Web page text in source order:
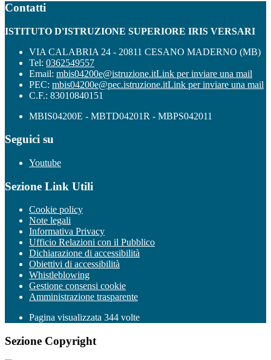
Contatti
ISTITUTO D'ISTRUZIONE SUPERIORE IRIS VERSARI
VIA CALABRIA 24 - 20811 CESANO MADERNO (MB)
Tel: 0362549557
Email: mbis04200e@istruzione.itLink per inviare una mail
PEC: mbis04200e@pec.istruzione.itLink per inviare una mail
C.F.: 83010840151
MBIS04200E - MBTD04201R - MBPS042011
Seguici su
Youtube
Sezione Link Utili
Cookie policy
Note legali
Informativa Privacy
Ufficio Relazioni con il Pubblico
Dichiarazione di accessibilità
Obiettivi di accessibilità
Whistleblowing
Gestione consensi cookie
Amministrazione trasparente
Pagina visualizzata 344 volte
Sezione Copyright